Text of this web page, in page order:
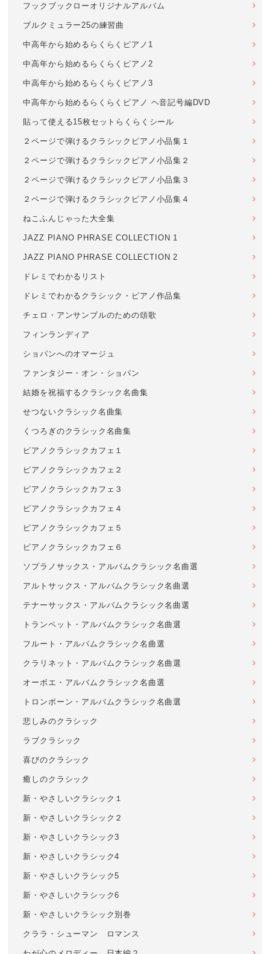
フックブックローオリジナルアルバム
ブルクミュラー25の練習曲
中高年から始めるらくらくピアノ1
中高年から始めるらくらくピアノ2
中高年から始めるらくらくピアノ3
中高年から始めるらくらくピアノ ヘ音記号編DVD
貼って使える15枚セットらくらくシール
２ページで弾けるクラシックピアノ小品集１
２ページで弾けるクラシックピアノ小品集２
２ページで弾けるクラシックピアノ小品集３
２ページで弾けるクラシックピアノ小品集４
ねこふんじゃった大全集
JAZZ PIANO PHRASE COLLECTION 1
JAZZ PIANO PHRASE COLLECTION 2
ドレミでわかるリスト
ドレミでわかるクラシック・ピアノ作品集
チェロ・アンサンブルのための頌歌
フィンランディア
ショパンへのオマージュ
ファンタジー・オン・ショパン
結婚を祝福するクラシック名曲集
せつないクラシック名曲集
くつろぎのクラシック名曲集
ピアノクラシックカフェ１
ピアノクラシックカフェ２
ピアノクラシックカフェ３
ピアノクラシックカフェ４
ピアノクラシックカフェ５
ピアノクラシックカフェ６
ソプラノサックス・アルバムクラシック名曲選
アルトサックス・アルバムクラシック名曲選
テナーサックス・アルバムクラシック名曲選
トランペット・アルバムクラシック名曲選
フルート・アルバムクラシック名曲選
クラリネット・アルバムクラシック名曲選
オーボエ・アルバムクラシック名曲選
トロンボーン・アルバムクラシック名曲選
悲しみのクラシック
ラブクラシック
喜びのクラシック
癒しのクラシック
新・やさしいクラシック１
新・やさしいクラシック２
新・やさしいクラシック3
新・やさしいクラシック4
新・やさしいクラシック5
新・やさしいクラシック6
新・やさしいクラシック別巻
クララ・シューマン ロマンス